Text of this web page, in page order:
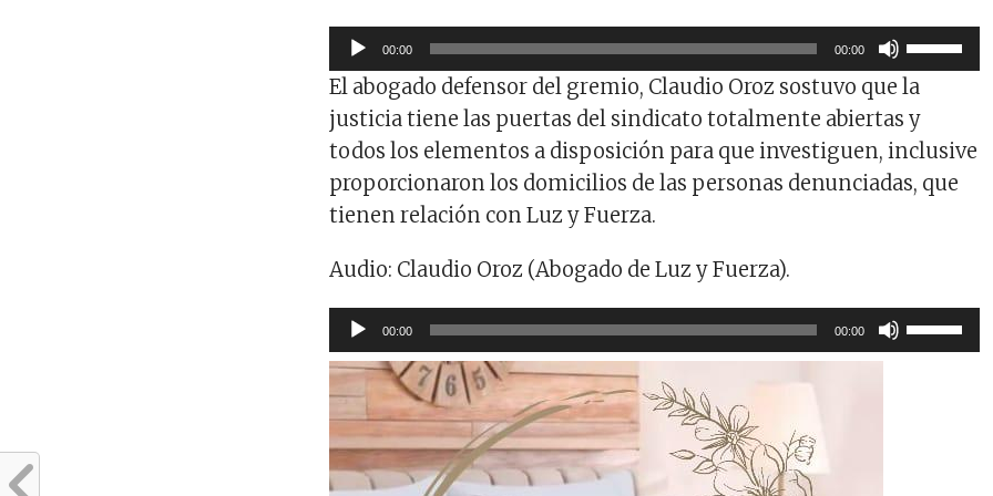
Reproductor
de
audio
00:00 00:00
Utiliza
las
teclas
de
flecha
arriba/
El abogado defensor del gremio, Claudio Oroz sostuvo que la
justicia tiene las puertas del sindicato totalmente abiertas y
todos los elementos a disposición para que investiguen, inclusive
proporcionaron los domicilios de las personas denunciadas, que
tienen relación con Luz y Fuerza.
Audio: Claudio Oroz (Abogado de Luz y Fuerza).
Reproductor
de
audio
00:00 00:00
Utiliza
las